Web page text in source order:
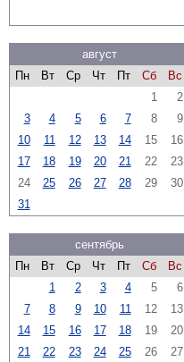
август
Пн
Вт Ср Чт Пт Сб
Вс
1
2
3
4 5 6 7 8
9
10
11 12 13 14 15
16
17
18 19 20 21 22
23
24
25 26 27 28 29
30
31
сентябрь
Пн
Вт Ср Чт Пт Сб
Вс
1
2 3 4 5
6
7
8 9 10 11 12
13
14
15 16 17 18 19
20
21
22 23 24 25 26
27